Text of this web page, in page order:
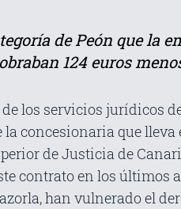
de Peón que la
124 euros
los servicios jurídicos
concesionaria que lleva
de Justicia de
contrato en los últimos
han vulnerado el